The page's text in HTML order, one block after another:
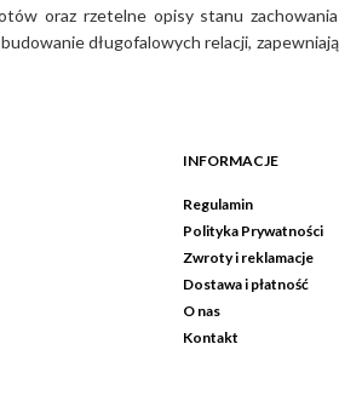
oraz rzetelne opisy stanu
długofalowych relacji,
INFORMACJE
Regulamin
Polityka Prywatności
Zwroty i reklamacje
Dostawa i płatność
O nas
Kontakt